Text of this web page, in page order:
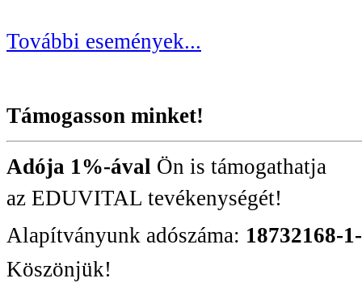
További események...
Támogasson minket!
Adója 1%-ával Ön is támogathatja
az EDUVITAL tevékenységét!
Alapítványunk adószáma: 18732168-
Köszönjük!